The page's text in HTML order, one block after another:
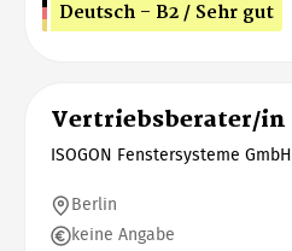
Deutsch - B2 / Sehr gut
Vertriebsberater/in
ISOGON Fenstersysteme GmbH
Berlin
keine Angabe